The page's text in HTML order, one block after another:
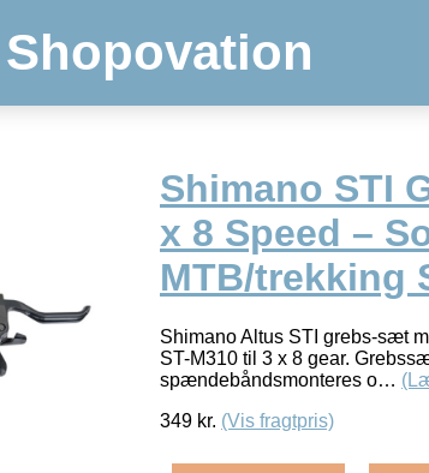
Shopovation
Shimano STI
x 8 Speed –
MTB/trekking
Shimano Altus STI grebs-sæt
ST-M310 til 3 x 8 gear.
spændebåndsmonteres o…
349 kr. (Vis fragtpris)